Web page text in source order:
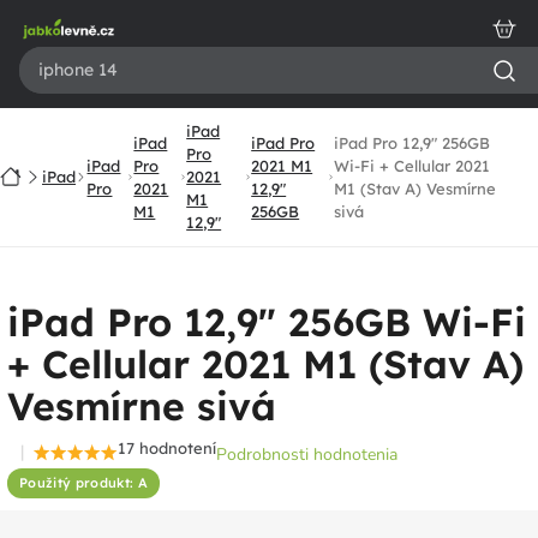
obsah
Domov
iPad
iPad
Pro
iPad
Pro
2021
M1
iPad
Pro
2021
M1
12,9"
iPad Pro
2021 M1
12,9"
256GB
iPad Pro 12,9" 256GB
Wi-Fi + Cellular 2021
M1 (Stav A) Vesmírne
sivá
iPad Pro 12,9" 256GB Wi-Fi
+ Cellular 2021 M1 (Stav A)
Vesmírne sivá
Použitý produkt: A
Priemerné
hodnotenie
17 hodnoteníPodrobnosti hodnotenia